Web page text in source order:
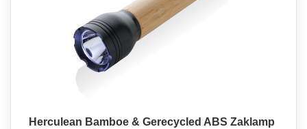
Herculean Bamboe & Gerecycled ABS Zaklamp